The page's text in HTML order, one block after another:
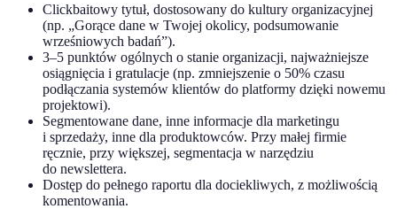
Clickbaitowy tytuł, dostosowany do kultury organizacyjnej
(np. „Gorące dane w Twojej okolicy, podsumowanie
wrześniowych badań”).
3–5 punktów ogólnych o stanie organizacji, najważniejsze
osiągnięcia i gratulacje (np. zmniejszenie o 50% czasu
podłączania systemów klientów do platformy dzięki nowemu
projektowi).
Segmentowane dane, inne informacje dla marketingu
i sprzedaży, inne dla produktowców. Przy małej firmie
ręcznie, przy większej, segmentacja w narzędziu
do newslettera.
Dostęp do pełnego raportu dla dociekliwych, z możliwością
komentowania.